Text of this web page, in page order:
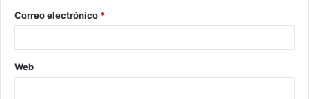
Correo electrónico *
Web